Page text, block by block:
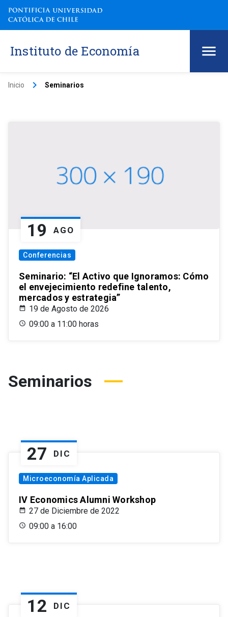
Instituto de Economía
Inicio keyboard_arrow_right Seminarios
19 AGO
Conferencias
Seminario: “El Activo que Ignoramos: Cómo
el envejecimiento redefine talento,
mercados y estrategia”
19 de Agosto de 2026
09:00 a 11:00 horas
Seminarios
27 DIC
Microeconomía Aplicada
IV Economics Alumni Workshop
27 de Diciembre de 2022
09:00 a 16:00
12 DIC